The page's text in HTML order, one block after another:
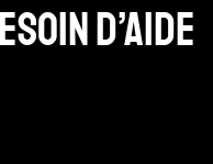
d’aide